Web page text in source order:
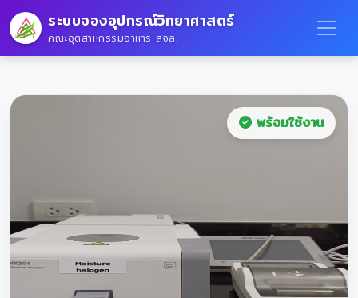
ระบบจองอุปกรณ์วิทยาศาสตร์
คณะอุตสาหกรรมอาหาร สจล.
พร้อมใช้งาน